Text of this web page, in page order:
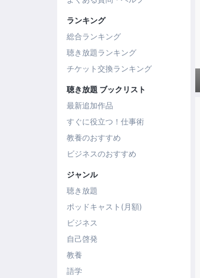
ランキング
総合ランキング
聴き放題ランキング
チケット交換ランキング
聴き放題 ブックリスト
最新追加作品
すぐに役立つ！仕事術
教養のおすすめ
ビジネスのおすすめ
ジャンル
聴き放題
ポッドキャスト(月額)
ビジネス
自己啓発
教養
語学